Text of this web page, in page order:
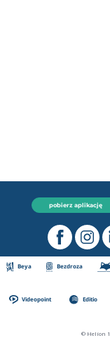
pobierz aplikację
Beya Bezdroza
Videopoint Editio
© Helion